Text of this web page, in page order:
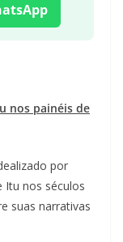
nos painéis de
por
Itu nos séculos
suas narrativas